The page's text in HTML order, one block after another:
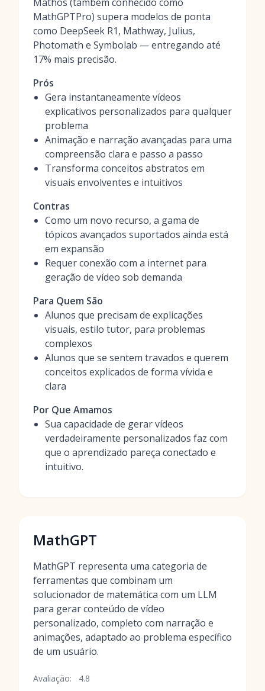
MathGPTPro) supera modelos de ponta
como DeepSeek R1, Mathway, Julius,
Photomath e Symbolab — entregando até
17% mais precisão.
Prós
Gera instantaneamente vídeos
explicativos personalizados para qualquer
problema
Animação e narração avançadas para uma
compreensão clara e passo a passo
Transforma conceitos abstratos em
visuais envolventes e intuitivos
Contras
Como um novo recurso, a gama de
tópicos avançados suportados ainda está
em expansão
Requer conexão com a internet para
geração de vídeo sob demanda
Para Quem São
Alunos que precisam de explicações
visuais, estilo tutor, para problemas
complexos
Alunos que se sentem travados e querem
conceitos explicados de forma vívida e
clara
Por Que Amamos
Sua capacidade de gerar vídeos
verdadeiramente personalizados faz com
que o aprendizado pareça conectado e
intuitivo.
MathGPT
MathGPT representa uma categoria de
ferramentas que combinam um
solucionador de matemática com um LLM
para gerar conteúdo de vídeo
personalizado, completo com narração e
animações, adaptado ao problema específico
de um usuário.
Avaliação: 4.8